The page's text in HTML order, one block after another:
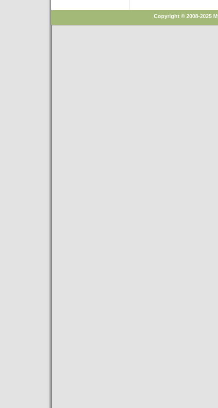
Copyright © 2008-2025